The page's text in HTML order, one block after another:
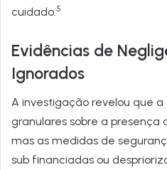
cuidado. 5
Evidências de
Ignorados
A investigação revelou que a
granulares sobre a presença
mas as medidas de
sub financiadas ou